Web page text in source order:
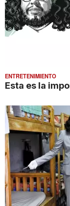
ENTRETENIMIENTO
Esta es la